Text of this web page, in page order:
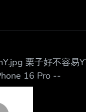
栗子好不容易
16 Pro --